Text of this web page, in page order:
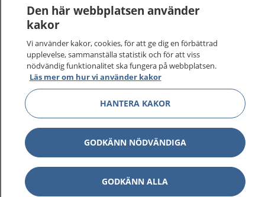
1177 på flera språk
Om 1177
Kontakt
Behandling av personuppgifter
Hantering av kakor
Inställningar för kakor
Den här webbplatsen använder
kakor
Vi använder kakor, cookies, för att ge dig en förbättrad
upplevelse, sammanställa statistik och för att viss
nödvändig funktionalitet ska fungera på webbplatsen.
Läs mer om hur vi använder kakor
HANTERA KAKOR
GODKÄNN NÖDVÄNDIGA
GODKÄNN ALLA